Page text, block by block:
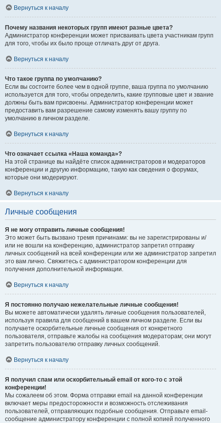
Вернуться к началу
Почему названия некоторых групп имеют разные цвета?
Администратор конференции может присваивать цвета участникам групп
для того, чтобы их было проще отличать друг от друга.
Вернуться к началу
Что такое группа по умолчанию?
Если вы состоите более чем в одной группе, ваша группа по умолчанию
используется для того, чтобы определить, какие групповые цвет и звание
должны быть вам присвоены. Администратор конференции может
предоставить вам разрешение самому изменять вашу группу по
умолчанию в личном разделе.
Вернуться к началу
Что означает ссылка «Наша команда»?
На этой странице вы найдёте список администраторов и модераторов
конференции и другую информацию, такую как сведения о форумах,
которые они модерируют.
Вернуться к началу
Личные сообщения
Я не могу отправить личные сообщения!
Это может быть вызвано тремя причинами: вы не зарегистрированы и/
или не вошли на конференцию, администратор запретил отправку
личных сообщений на всей конференции или же администратор запретил
это вам лично. Свяжитесь с администратором конференции для
получения дополнительной информации.
Вернуться к началу
Я постоянно получаю нежелательные личные сообщения!
Вы можете автоматически удалять личные сообщения пользователей,
используя правила для сообщений в вашем личном разделе. Если вы
получаете оскорбительные личные сообщения от конкретного
пользователя, отправьте жалобы на сообщения модераторам; они могут
запретить пользователю отправку личных сообщений.
Вернуться к началу
Я получил спам или оскорбительный email от кого-то с этой
конференции!
Мы сожалеем об этом. Форма отправки email на данной конференции
включает меры предосторожности и возможность отслеживания
пользователей, отправляющих подобные сообщения. Отправьте email-
сообщение администратору конференции с полной копией полученного